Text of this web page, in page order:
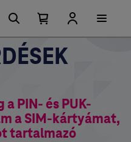
Kosárban
található
elemek
száma
Kosár
PIN- és PUK-
a SIM-kártyámat,
tartalmazó